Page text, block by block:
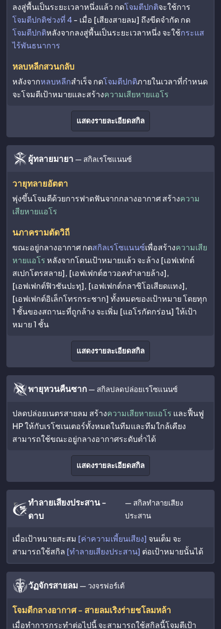
ลงสู่พื้นเป็นระยะเวลาหนึ่งแล้ว กดโจมตีปกติจะใช้การ
โจมตีปกติช่วงที่ 4- เมื่อ [เสียงสายลม] ถึงขีดจำกัด กด
โจมตีปกติหลังจากลงสู่พื้นเป็นระยะเวลาหนึ่ง จะใช้กระแส
ไร้พันธนาการ
หลบหลีกสวนกลับ
หลังจากหลบหลีกสำเร็จ กดโจมตีปกติภายในเวลาที่กำหนด
จะโจมตีเป้าหมายและสร้างความเสียหายแอโร
แสดงรายละเอียดสกิล
ผู้ทลายมายา — สกิลเรโซแนนซ์
วายุทลายอัตตา
พุ่งขึ้นโจมตีด้วยการฟาดฟันจากกลางอากาศ สร้างความ
เสียหายแอโร
นภาครามตัดวิถี
ขณะอยู่กลางอากาศ กดสกิลเรโซแนนซ์เพื่อสร้างความเสีย
หายแอโรหลังจากโดนเป้าหมายแล้ว จะล้าง [เอฟเฟกต์
สเปกโตรสลาย], [เอฟเฟกต์ฮาวอคทำลายล้าง],
[เอฟเฟกต์ฟิวชันปะทุ], [เอฟเฟกต์กลาซิโอเสียดแทง],
[เอฟเฟกต์อิเล็กโทรกระชาก] ทั้งหมดของเป้าหมาย โดยทุก
1 ชั้นของสถานะที่ถูกล้าง จะเพิ่ม [แอโรกัดกร่อน] ให้เป้า
หมาย 1 ชั้น
แสดงรายละเอียดสกิล
พายุหวนคืนซาก — สกิลปลดปล่อยเรโซแนนซ์
ปลดปล่อยเนตรสายลม สร้างความเสียหายแอโร และฟื้นฟู
HP ให้กับเรโซเนเตอร์ทั้งหมดในทีมและทีมใกล้เคียง
สามารถใช้ขณะอยู่กลางอากาศระดับต่ำได้
แสดงรายละเอียดสกิล
ทำลายเสียงประสาน -
ดาบ
— สกิลทำลายเสียง
ประสาน
เมื่อเป้าหมายสะสม [ค่าความเพี้ยนเสียง] จนเต็ม จะ
สามารถใช้สกิล [ทำลายเสียงประสาน] ต่อเป้าหมายนั้นได้
วัฏจักรสายลม — วงจรฟอร์เต้
โจมตีกลางอากาศ - สายลมเริงร่ายชโลมหล้า
เมื่อทำการกระทำต่อไปนี้ จะสามารถใช้สกิลนี้โจมตีเป้า